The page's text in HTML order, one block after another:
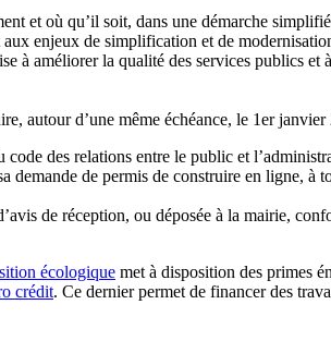
et où qu’il soit, dans une démarche
enjeux de simplification et de
améliorer la qualité des services publics et
autour d’une même échéance, le 1er janvier
des relations entre le public et
de permis de construire en ligne, à
de réception, ou déposée à la mairie,
écologique met à disposition des primes
crédit. Ce dernier permet de financer des